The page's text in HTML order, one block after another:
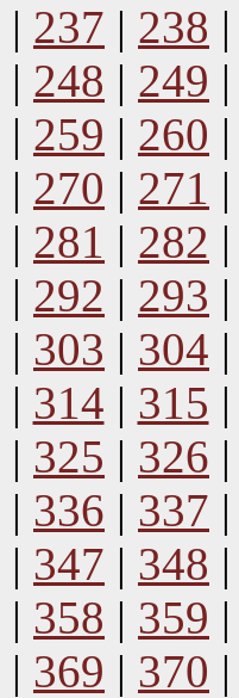
| 237 | 238
| 248 | 249
| 259 | 260
| 270 | 271
| 281 | 282
| 292 | 293
| 303 | 304
| 314 | 315
| 325 | 326
| 336 | 337
| 347 | 348
| 358 | 359
| 369 | 370